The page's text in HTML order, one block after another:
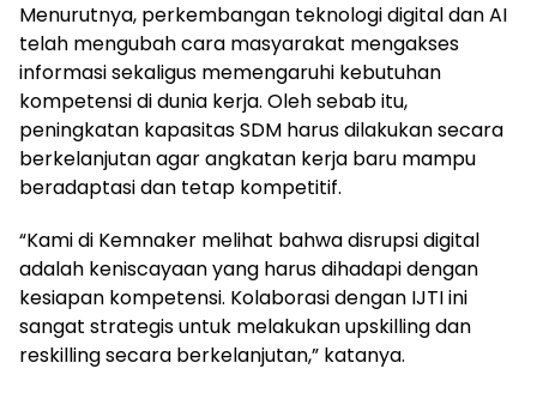
Menurutnya, perkembangan teknologi digital dan AI
telah mengubah cara masyarakat mengakses
informasi sekaligus memengaruhi kebutuhan
kompetensi di dunia kerja. Oleh sebab itu,
peningkatan kapasitas SDM harus dilakukan secara
berkelanjutan agar angkatan kerja baru mampu
beradaptasi dan tetap kompetitif.
“Kami di Kemnaker melihat bahwa disrupsi digital
adalah keniscayaan yang harus dihadapi dengan
kesiapan kompetensi. Kolaborasi dengan IJTI ini
sangat strategis untuk melakukan upskilling dan
reskilling secara berkelanjutan,” katanya.